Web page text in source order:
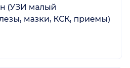
(УЗИ малый
мазки, КСК, приемы)